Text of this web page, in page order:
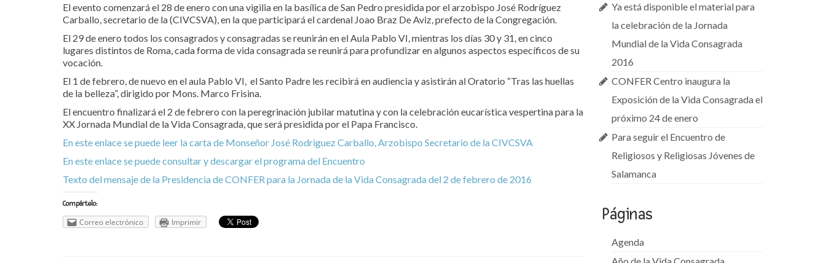
El evento comenzará el 28 de enero con una vigilia en la basílica de San Pedro presidida por el arzobispo José Rodríguez
Carballo, secretario de la (CIVCSVA), en la que participará el cardenal Joao Braz De Aviz, prefecto de la Congregación.
El 29 de enero todos los consagrados y consagradas se reunirán en el Aula Pablo VI, mientras los días 30 y 31, en cinco
lugares distintos de Roma, cada forma de vida consagrada se reunirá para profundizar en algunos aspectos específicos de su
vocación.
El 1 de febrero, de nuevo en el aula Pablo VI, el Santo Padre les recibirá en audiencia y asistirán al Oratorio “Tras las huellas
de la belleza”, dirigido por Mons. Marco Frisina.
El encuentro finalizará el 2 de febrero con la peregrinación jubilar matutina y con la celebración eucarística vespertina para la
XX Jornada Mundial de la Vida Consagrada, que será presidida por el Papa Francisco.
En este enlace se puede leer la carta de Monseñor José Rodriguez Carballo, Arzobispo Secretario de la CIVCSVA
En este enlace se puede consultar y descargar el programa del Encuentro
Texto del mensaje de la Presidencia de CONFER para la Jornada de la Vida Consagrada del 2 de febrero de 2016
Compártelo:
Correo electrónico Imprimir
Ya está disponible el material para
la celebración de la Jornada
Mundial de la Vida Consagrada
2016
CONFER Centro inaugura la
Exposición de la Vida Consagrada el
próximo 24 de enero
Para seguir el Encuentro de
Religiosos y Religiosas Jóvenes de
Salamanca
Páginas
Agenda